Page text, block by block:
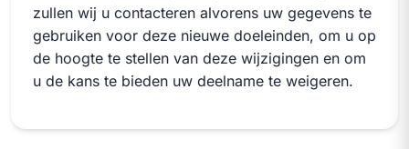
zullen wij u contacteren alvorens uw gegevens te
gebruiken voor deze nieuwe doeleinden, om u op
de hoogte te stellen van deze wijzigingen en om
u de kans te bieden uw deelname te weigeren.